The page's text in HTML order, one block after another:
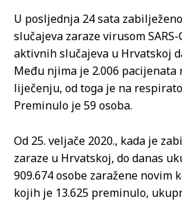
U posljednja 24 sata
slučajeva zaraze virusom
aktivnih slučajeva u Hrvatskoj
Među njima je 2.006 pacijenata
liječenju, od toga je na
Preminulo je 59 osoba.
Od 25. veljače 2020., kada je
zaraze u Hrvatskoj, do danas
909.674 osobe zaražene novim
kojih je 13.625 preminulo,